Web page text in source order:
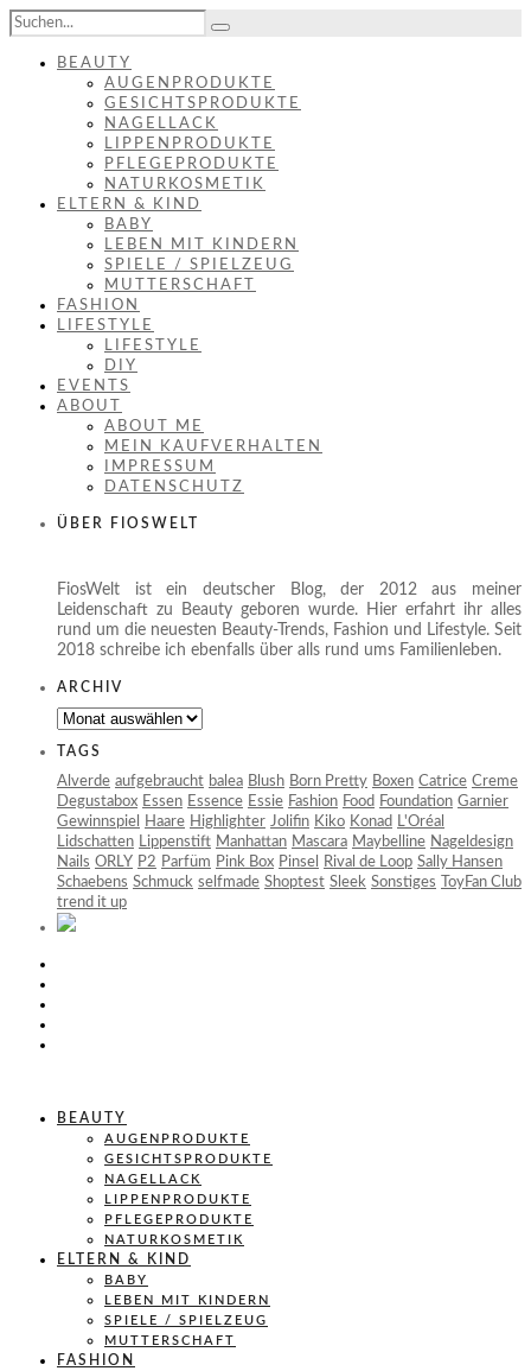
BEAUTY
AUGENPRODUKTE
GESICHTSPRODUKTE
NAGELLACK
LIPPENPRODUKTE
PFLEGEPRODUKTE
NATURKOSMETIK
ELTERN & KIND
BABY
LEBEN MIT KINDERN
SPIELE / SPIELZEUG
MUTTERSCHAFT
FASHION
LIFESTYLE
LIFESTYLE
DIY
EVENTS
ABOUT
ABOUT ME
MEIN KAUFVERHALTEN
IMPRESSUM
DATENSCHUTZ
ÜBER FIOSWELT
FiosWelt ist ein deutscher Blog, der 2012 aus meiner
Leidenschaft zu Beauty geboren wurde. Hier erfahrt ihr alles
rund um die neuesten Beauty-Trends, Fashion und Lifestyle. Seit
2018 schreibe ich ebenfalls über alls rund ums Familienleben.
ARCHIV
Archiv
TAGS
Alverde aufgebraucht balea Blush Born Pretty Boxen Catrice Creme
Degustabox Essen Essence Essie Fashion Food Foundation Garnier
Gewinnspiel
Haare Highlighter Jolifin Kiko Konad L'Oréal
Lidschatten Lippenstift Manhattan Mascara Maybelline Nageldesign
Nails ORLY P2 Parfüm Pink Box Pinsel Rival de Loop Sally Hansen
Schaebens Schmuck selfmade Shoptest Sleek Sonstiges
ToyFan Club
trend it up
BEAUTY
AUGENPRODUKTE
GESICHTSPRODUKTE
NAGELLACK
LIPPENPRODUKTE
PFLEGEPRODUKTE
NATURKOSMETIK
ELTERN & KIND
BABY
LEBEN MIT KINDERN
SPIELE / SPIELZEUG
MUTTERSCHAFT
FASHION